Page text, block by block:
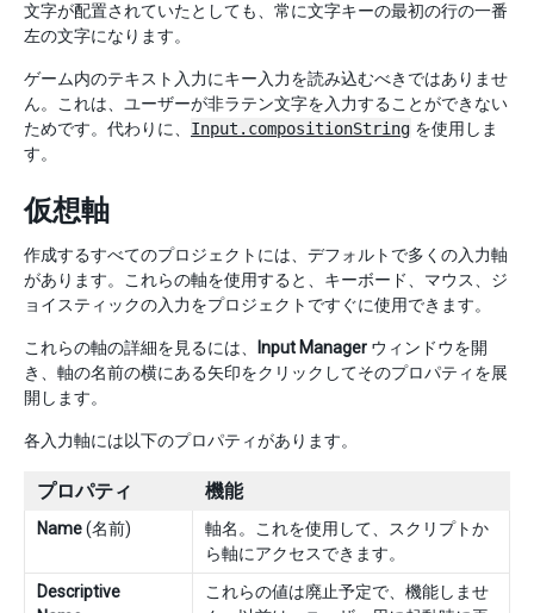
文字が配置されていたとしても、常に文字キーの最初の行の一番
左の文字になります。
ゲーム内のテキスト入力にキー入力を読み込むべきではありませ
ん。これは、ユーザーが非ラテン文字を入力することができない
ためです。代わりに、 Input.compositionString を使用しま
す。
仮想軸
作成するすべてのプロジェクトには、デフォルトで多くの入力軸
があります。これらの軸を使用すると、キーボード、マウス、ジ
ョイスティックの入力をプロジェクトですぐに使用できます。
これらの軸の詳細を見るには、 Input Manager ウィンドウを開
き、軸の名前の横にある矢印をクリックしてそのプロパティを展
開します。
各入力軸には以下のプロパティがあります。
プロパティ 機能
Name(名前)
軸名。これを使用して、スクリプトか
ら軸にアクセスできます。
Descriptive
これらの値は廃止予定で、機能しませ